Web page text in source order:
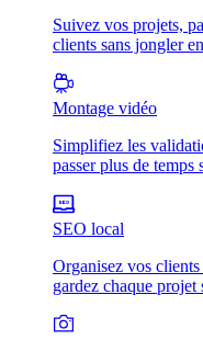
Suivez vos projets,
clients sans jongler
Montage vidéo
Simplifiez les
passer plus de temps
SEO local
Organisez vos
gardez chaque projet